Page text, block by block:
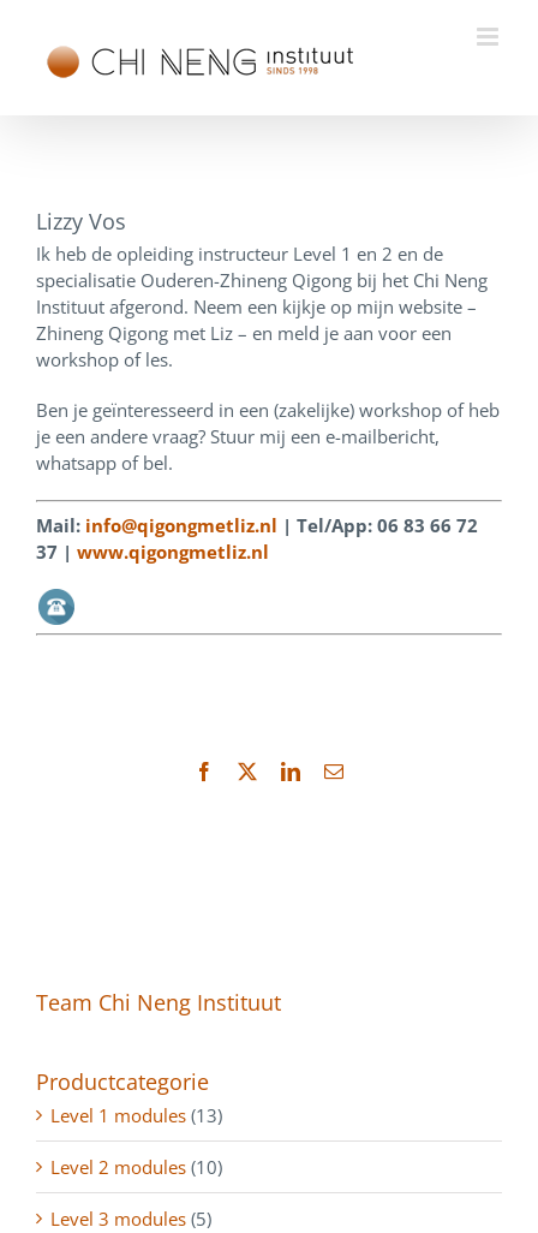
inhoud
grotere
afbeelding
Lizzy Vos
Ik heb de opleiding instructeur Level 1 en 2 en de
specialisatie Ouderen-Zhineng Qigong bij het Chi Neng
Instituut afgerond. Neem een kijkje op mijn website –
Zhineng Qigong met Liz – en meld je aan voor een
workshop of les.
Ben je geïnteresseerd in een (zakelijke) workshop of heb
je een andere vraag? Stuur mij een e-mailbericht,
whatsapp of bel.
Mail: info@qigongmetliz.nl | Tel/App: 06 83 66 72
37 | www.qigongmetliz.nl
Facebook LinkedIn
E-
Team Chi Neng Instituut
Productcategorie
Level 1 modules (13)
Level 2 modules (10)
Level 3 modules (5)